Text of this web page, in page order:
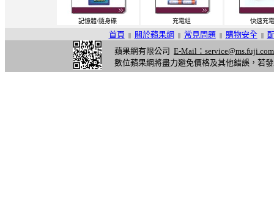
記憶體/隨身碟 充電組 快速充
首頁 || 關於蘋果網 || 常見問題 || 購物安全 ||
蘋果網有限公司 E-Mail：
數位蘋果網將盡力避免價格及其他錯誤，若